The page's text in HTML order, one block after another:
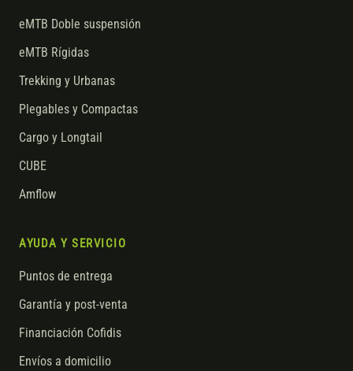
eMTB Doble suspensión
eMTB Rígidas
Trekking y Urbanas
Plegables y Compactas
Cargo y Longtail
CUBE
Amflow
AYUDA Y SERVICIO
Puntos de entrega
Garantía y post-venta
Financiación Cofidis
Envíos a domicilio